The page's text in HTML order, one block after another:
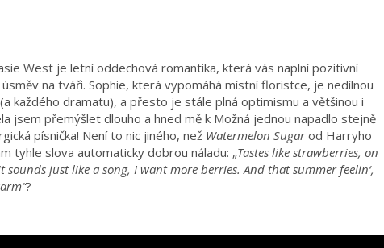
West je letní oddechová romantika, která vás naplní pozitivní
na tváři. Sophie, která vypomáhá místní floristce, je nedílnou
každého dramatu), a přesto je stále plná optimismu a většinou i
jsem přemýšlet dlouho a hned mě k Možná jednou napadlo stejně
písnička! Není to nic jiného, než Watermelon Sugarod Harryho
tyhle slova automaticky dobrou náladu: „Tastes like strawberries, on
sounds just like a song, I want more berries. And that summer feelin‘,
?